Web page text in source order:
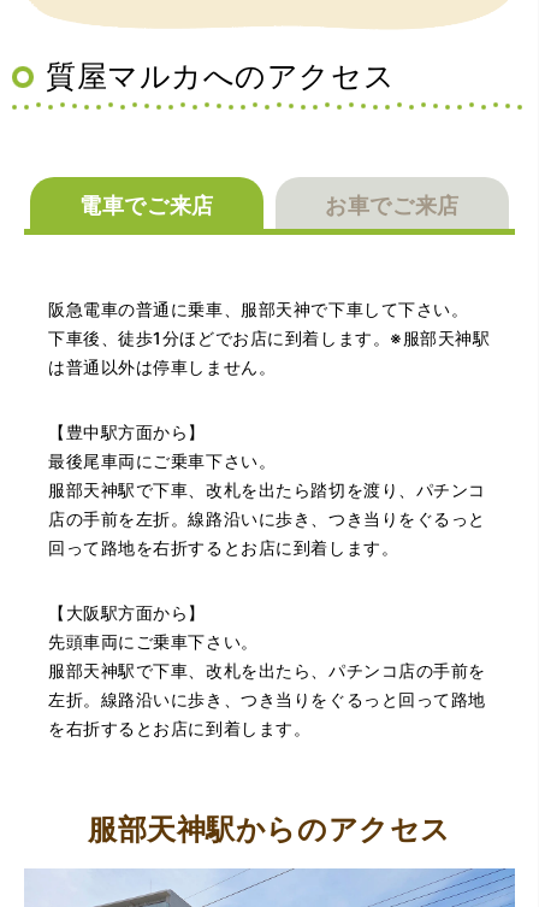
（兵庫県宝塚市）預かって頂くときに持っていた方の宝石
も見て頂く事が出き、購入した商品の価値をいろいろ教え
何かあった時にはこちらでお願いしたいと思いました。
した。質屋さんはわりと利用して(主に中古品の購入)慣れて
いましたが、今までの質屋さんとは全く違う、とても良い
印象でした。何度でも伺いたくなりました。この度は、本
当にありがとうございました。
（豊中市西泉丘）初めて利用しましたが、とても親切丁寧
に査定をして頂き思いもよらない価格をいただきました。
正直他店の倍以上で驚きました。また機会があれば利用し
ます。
質屋マルカへのアクセス
電車でご来店 お車でご来店
阪急電車の普通に乗車、服部天神で下車して下さい。
下車後、徒歩1分ほどでお店に到着します。※服部天神駅
は普通以外は停車しません。
【豊中駅方面から】
最後尾車両にご乗車下さい。
服部天神駅で下車、改札を出たら踏切を渡り、パチンコ
店の手前を左折。線路沿いに歩き、つき当りをぐるっと
回って路地を右折するとお店に到着します。
【大阪駅方面から】
先頭車両にご乗車下さい。
服部天神駅で下車、改札を出たら、パチンコ店の手前を
左折。線路沿いに歩き、つき当りをぐるっと回って路地
を右折するとお店に到着します。
服部天神駅からのアクセス